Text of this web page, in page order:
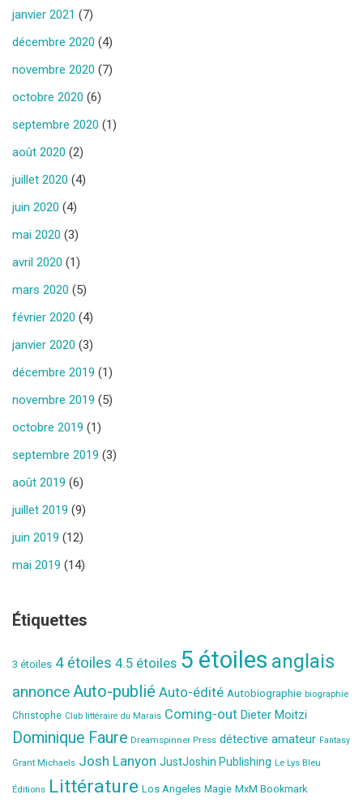
janvier 2021 (7)
décembre 2020 (4)
novembre 2020 (7)
octobre 2020 (6)
septembre 2020 (1)
août 2020 (2)
juillet 2020 (4)
juin 2020 (4)
mai 2020 (3)
avril 2020 (1)
mars 2020 (5)
février 2020 (4)
janvier 2020 (3)
décembre 2019 (1)
novembre 2019 (5)
octobre 2019 (1)
septembre 2019 (3)
août 2019 (6)
juillet 2019 (9)
juin 2019 (12)
mai 2019 (14)
Étiquettes
3 étoiles 4 étoiles 4.5 étoiles 5 étoiles anglais
annonce Auto-publié Auto-édité Autobiographie biographie
Christophe Club littéraire du Marais Coming-out Dieter Moitzi
Dominique Faure Dreamspinner Press détective amateur Fantasy
Grant Michaels Josh Lanyon JustJoshin Publishing Le Lys Bleu
Éditions Littérature Los Angeles Magie MxM Bookmark